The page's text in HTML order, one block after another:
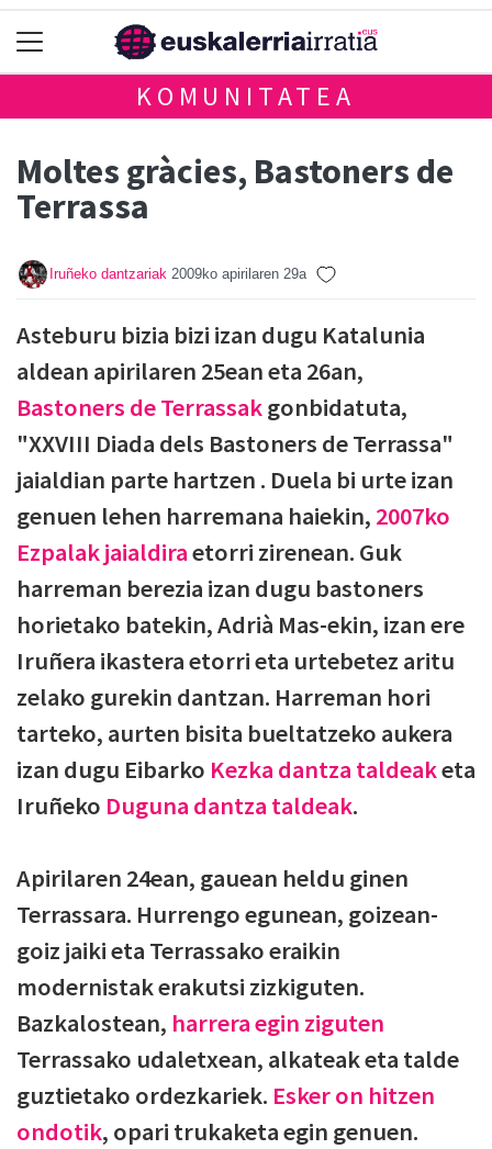
KOMUNITATEA
Moltes gràcies, Bastoners de
Terrassa
Iruñeko dantzariak 2009ko apirilaren 29a
Asteburu bizia bizi izan dugu Katalunia
aldean apirilaren 25ean eta 26an,
Bastoners de Terrassakgonbidatuta,
"XXVIII Diada dels Bastoners de Terrassa"
jaialdian parte hartzen . Duela bi urte izan
genuen lehen harremana haiekin, 2007ko
Ezpalak jaialdiraetorri zirenean. Guk
harreman berezia izan dugu bastoners
horietako batekin, Adrià Mas-ekin, izan ere
Iruñera ikastera etorri eta urtebetez aritu
zelako gurekin dantzan. Harreman hori
tarteko, aurten bisita bueltatzeko aukera
izan dugu Eibarko Kezka dantza taldeaketa
Iruñeko Duguna dantza taldeak.
Apirilaren 24ean, gauean heldu ginen
Terrassara. Hurrengo egunean, goizean-
goiz jaiki eta Terrassako eraikin
modernistak erakutsi zizkiguten.
Bazkalostean, harrera egin ziguten
Terrassako udaletxean, alkateak eta talde
guztietako ordezkariek. Esker on hitzen
ondotik, opari trukaketa egin genuen.